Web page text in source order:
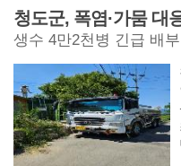
청도군, 폭염·가뭄 대
생수 4만2천병 긴급 배